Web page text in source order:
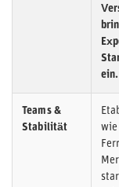
ein.
Teams &
Stabilität
wie